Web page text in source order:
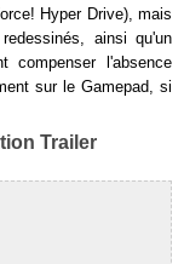
Hyper Drive), mais
ainsi qu'un
compenser l'absence
sur le Gamepad, si
Trailer